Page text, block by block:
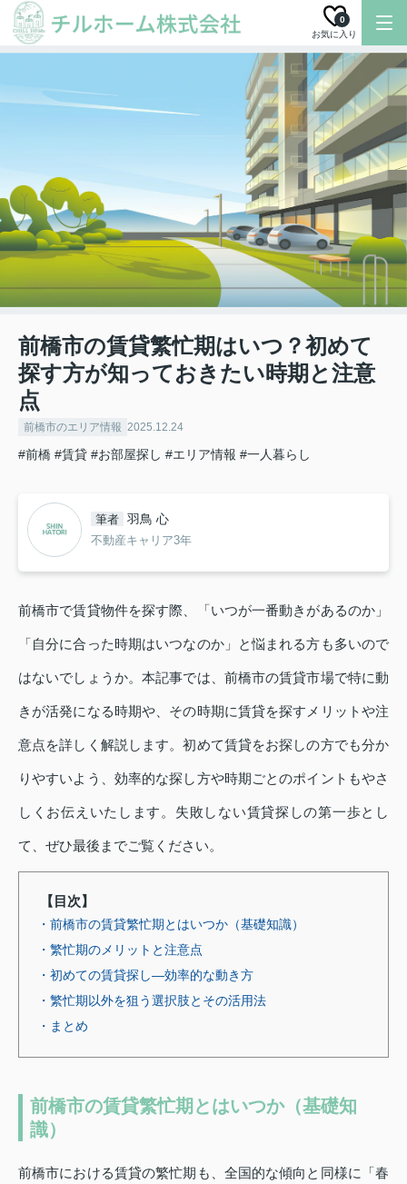
お気に入り
0
前橋市の賃貸繁忙期はいつ？初めて
探す方が知っておきたい時期と注意
点
前橋市のエリア情報 2025.12.24
#前橋 #賃貸 #お部屋探し #エリア情報 #一人暮らし
筆者 羽鳥 心
不動産キャリア3年
前橋市で賃貸物件を探す際、「いつが一番動きがあるのか」
「自分に合った時期はいつなのか」と悩まれる方も多いので
はないでしょうか。本記事では、前橋市の賃貸市場で特に動
きが活発になる時期や、その時期に賃貸を探すメリットや注
意点を詳しく解説します。初めて賃貸をお探しの方でも分か
りやすいよう、効率的な探し方や時期ごとのポイントもやさ
しくお伝えいたします。失敗しない賃貸探しの第一歩とし
て、ぜひ最後までご覧ください。
【目次】
・前橋市の賃貸繁忙期とはいつか（基礎知識）
・繁忙期のメリットと注意点
・初めての賃貸探し—効率的な動き方
・繁忙期以外を狙う選択肢とその活用法
・まとめ
前橋市の賃貸繁忙期とはいつか（基礎知
識）
前橋市における賃貸の繁忙期も、全国的な傾向と同様に「春